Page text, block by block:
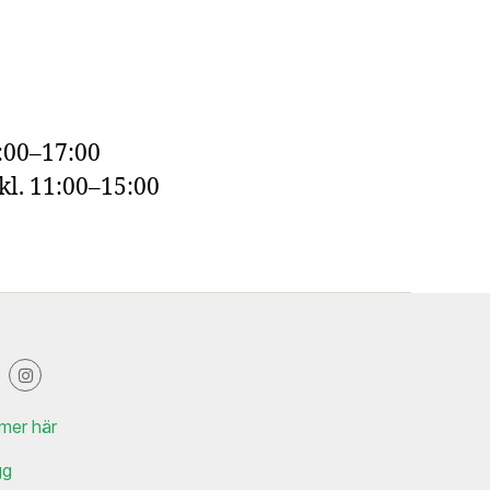
11:00–15:00
här